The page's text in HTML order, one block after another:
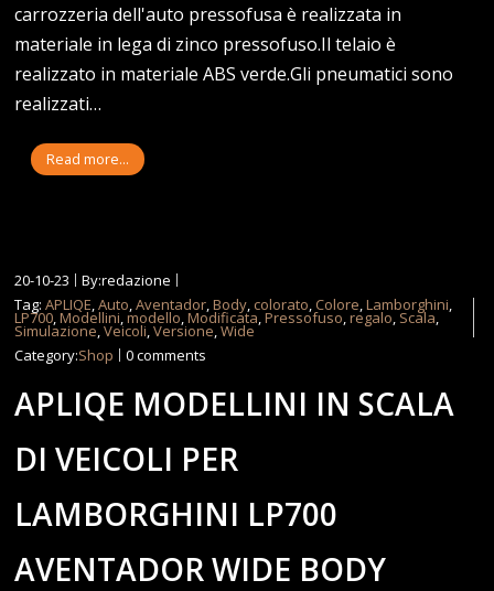
carrozzeria dell'auto pressofusa è realizzata in
materiale in lega di zinco pressofuso.Il telaio è
realizzato in materiale ABS verde.Gli pneumatici sono
realizzati…
Read more...
20-10-23
By:redazione
Tag:APLIQE,Auto,Aventador,Body, colorato, Colore,Lamborghini,
LP700,Modellini,modello,Modificata,Pressofuso,regalo, Scala,
Simulazione,Veicoli,Versione,Wide
Category:Shop 0 comments
APLIQE MODELLINI IN SCALA
DI VEICOLI PER
LAMBORGHINI LP700
AVENTADOR WIDE BODY